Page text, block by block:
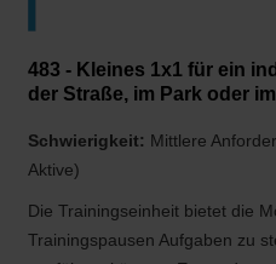
483 - Kleines 1x1 für ein
der Straße, im Park oder
Schwierigkeit: Mittlere
Aktive)
Die Trainingseinheit bietet die
Trainingspausen Aufgaben zu